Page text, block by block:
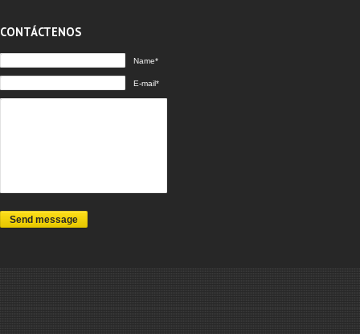
CONTÁCTENOS
Name*
E-mail*
Send message